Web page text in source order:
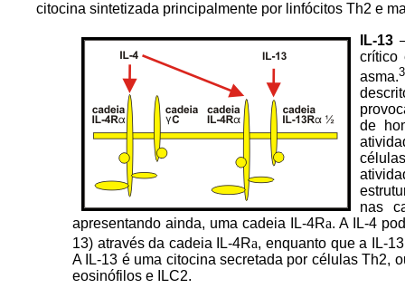
citocina sintetizada principalmente por linfócitos Th2 e
IL-13
crítico
asma.
de
nas
apresentando ainda, uma cadeia IL-4Ra. A IL-4
13) através da cadeia IL-4Ra, enquanto que a IL-
A IL-13 é uma citocina secretada por células Th2,
eosinófilos e ILC2.